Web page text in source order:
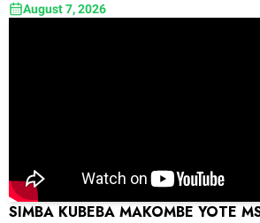
August 7, 2026
SIMBA KUBEBA MAKOMBE YOTE